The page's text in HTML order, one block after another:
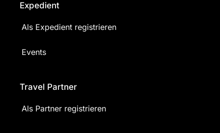
Expedient
Als Expedient registrieren
Events
Travel Partner
Als Partner registrieren